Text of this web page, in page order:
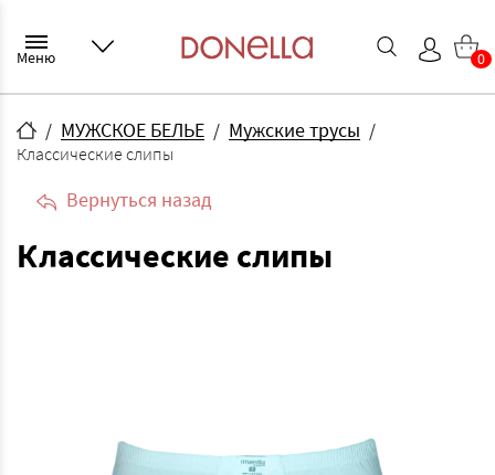
Меню 0
МУЖСКОЕ БЕЛЬЕ Мужские трусы
Классические слипы
Вернуться назад
Классические слипы